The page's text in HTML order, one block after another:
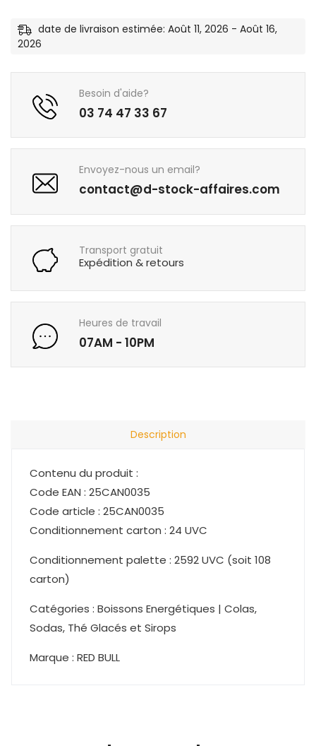
date de livraison estimée: Août 11, 2026 - Août 16,
2026
Besoin d'aide?
03 74 47 33 67
Envoyez-nous un email?
contact@d-stock-affaires.com
Transport gratuit
Expédition & retours
Heures de travail
07AM - 10PM
Description
Contenu du produit :
Code EAN : 25CAN0035
Code article : 25CAN0035
Conditionnement carton : 24 UVC
Conditionnement palette : 2592 UVC (soit 108
carton)
Catégories : Boissons Energétiques | Colas,
Sodas, Thé Glacés et Sirops
Marque : RED BULL